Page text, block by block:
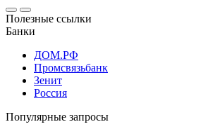
Полезные ссылки
Банки
ДОМ.РФ
Промсвязьбанк
Зенит
Россия
Популярные запросы